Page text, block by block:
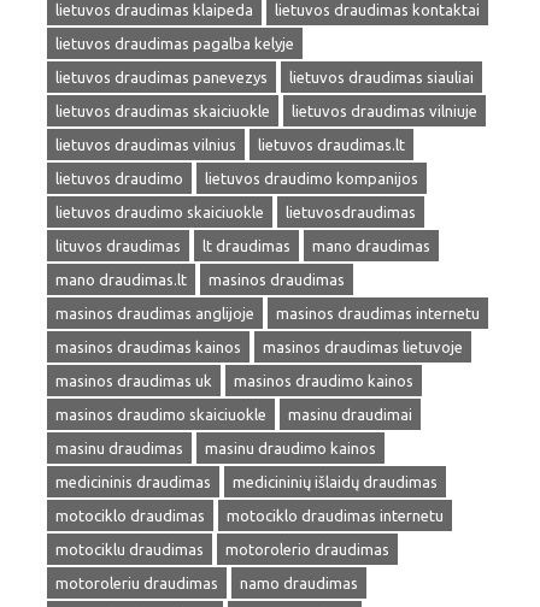
lietuvos draudimas klaipeda
lietuvos draudimas kontaktai
lietuvos draudimas pagalba kelyje
lietuvos draudimas panevezys
lietuvos draudimas siauliai
lietuvos draudimas skaiciuokle
lietuvos draudimas vilniuje
lietuvos draudimas vilnius
lietuvos draudimas.lt
lietuvos draudimo
lietuvos draudimo kompanijos
lietuvos draudimo skaiciuokle
lietuvosdraudimas
lituvos draudimas
lt draudimas
mano draudimas
mano draudimas.lt
masinos draudimas
masinos draudimas anglijoje
masinos draudimas internetu
masinos draudimas kainos
masinos draudimas lietuvoje
masinos draudimas uk
masinos draudimo kainos
masinos draudimo skaiciuokle
masinu draudimai
masinu draudimas
masinu draudimo kainos
medicininis draudimas
medicininių išlaidų draudimas
motociklo draudimas
motociklo draudimas internetu
motociklu draudimas
motorolerio draudimas
motoroleriu draudimas
namo draudimas